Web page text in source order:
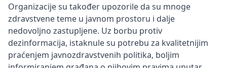
Organizacije su također upozorile da su mnoge
zdravstvene teme u javnom prostoru i dalje
nedovoljno zastupljene. Uz borbu protiv
dezinformacija, istaknule su potrebu za kvalitetnijim
praćenjem javnozdravstvenih politika, boljim